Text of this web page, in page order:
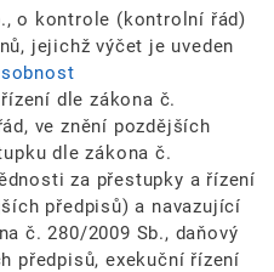
o kontrole (kontrolní řád)
jejichž výčet je uveden
dle zákona č.
ve znění pozdějších
dle zákona č.
za přestupky a řízení
předpisů) a navazující
č. 280/2009 Sb., daňový
předpisů, exekuční řízení